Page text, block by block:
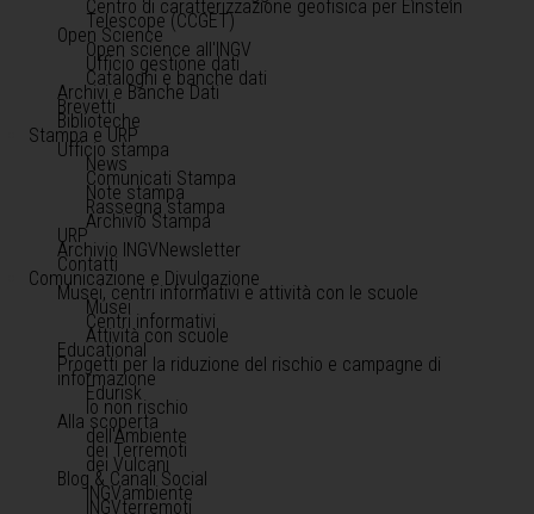
Centro di caratterizzazione geofisica per Einstein
Telescope (CCGET)
Open Science
Open science all'INGV
Ufficio gestione dati
Cataloghi e banche dati
Archivi e Banche Dati
Brevetti
Biblioteche
Stampa e URP
Ufficio stampa
News
Comunicati Stampa
Note stampa
Rassegna stampa
Archivio Stampa
URP
Archivio INGVNewsletter
Contatti
Comunicazione e Divulgazione
Musei, centri informativi e attività con le scuole
Musei
Centri informativi
Attività con scuole
Educational
Progetti per la riduzione del rischio e campagne di
informazione
Edurisk
Io non rischio
Alla scoperta
dell'Ambiente
dei Terremoti
dei Vulcani
Blog & Canali Social
INGVambiente
INGVterremoti